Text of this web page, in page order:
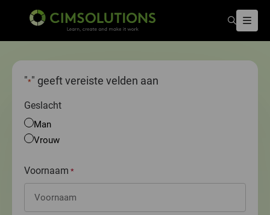
Zoeken
"*" geeft vereiste velden aan
Geslacht
Man
Vrouw
Voornaam *